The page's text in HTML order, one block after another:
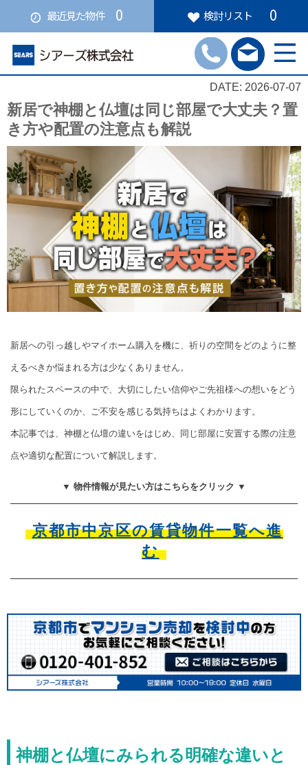
最近見た物件 0 検討リスト 0
DATE: 2026-07-07
新居で神棚と仏壇は同じ部屋で大丈夫？置
き方や配置の注意点も解説
新居への引っ越しやマイホーム購入を機に、祈りの空間をどのように整
えるべきか悩まれる方は少なくありません。
限られたスペースの中で、大切にしたい信仰やご先祖様への想いをどう
形にしていくのか、ご不安を感じる気持ちはよくわかります。
本記事では、神棚と仏壇の違いをはじめ、同じ部屋に安置する際の注意
点や適切な配置について解説します。
▼ 物件情報が見たい方はこちらをクリック ▼
京都市中京区の賃貸物件一覧へ進
む
神棚と仏壇にみられる明確な違いと